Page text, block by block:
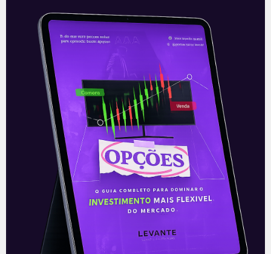
TeamViewer divulga resultado
e ações caem
O TeamViewer (TMV), uma das
empresas de software da Europa mais
relevantes e cujo produto permite a
manutenção de computadores e outros
dispositivos de forma
Leia mais
08/07/2021